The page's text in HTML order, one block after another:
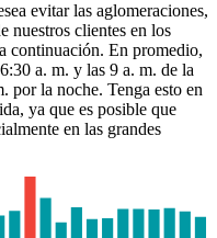
evitar las aglomeraciones,
nuestros clientes en los
continuación. En promedio,
a. m. y las 9 a. m. de la
por la noche. Tenga esto en
ya que es posible que
en las grandes